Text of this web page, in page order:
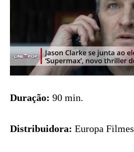
Duração: 90 min.
Distribuidora: Europa Filmes